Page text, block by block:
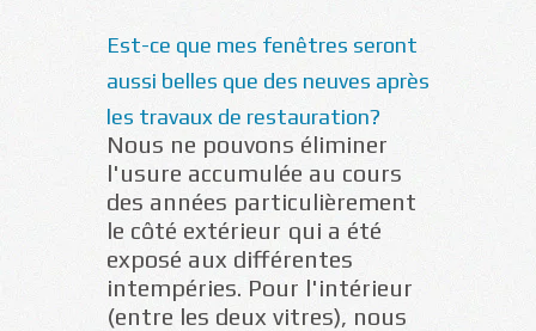
Est-ce que mes fenêtres seront
aussi belles que des neuves après
les travaux de restauration?
Nous ne pouvons éliminer
l'usure accumulée au cours
des années particulièrement
le côté extérieur qui a été
exposé aux différentes
intempéries. Pour l'intérieur
(entre les deux vitres), nous